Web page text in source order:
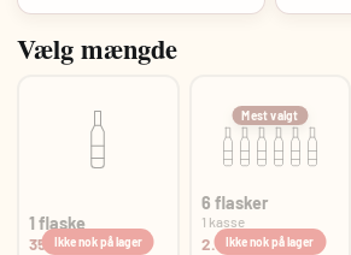
koncentration af
krydderier og...
1 flaske
359,00 kr
Mest valgt
6 flasker
1 kasse
2.046,30 kr.